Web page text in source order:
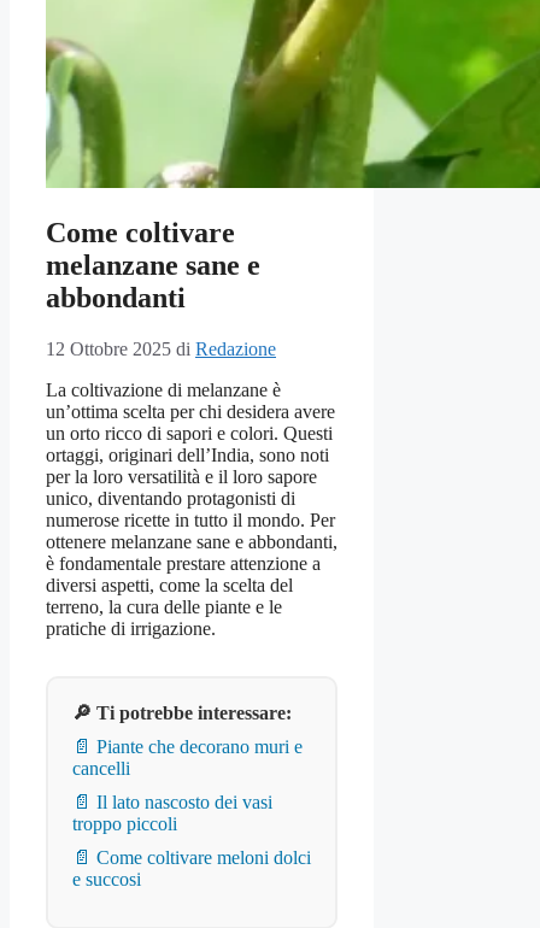
Come coltivare
melanzane sane e
abbondanti
12 Ottobre 2025 di Redazione
La coltivazione di melanzane è
un’ottima scelta per chi desidera avere
un orto ricco di sapori e colori. Questi
ortaggi, originari dell’India, sono noti
per la loro versatilità e il loro sapore
unico, diventando protagonisti di
numerose ricette in tutto il mondo. Per
ottenere melanzane sane e abbondanti,
è fondamentale prestare attenzione a
diversi aspetti, come la scelta del
terreno, la cura delle piante e le
pratiche di irrigazione.
🔎 Ti potrebbe interessare:
📄 Piante che decorano muri e
cancelli
📄 Il lato nascosto dei vasi
troppo piccoli
📄 Come coltivare meloni dolci
e succosi